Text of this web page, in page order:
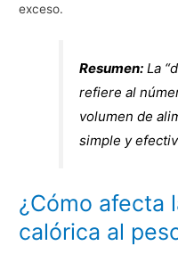
exceso.
Resumen: La
refiere al
volumen de
simple y
¿Cómo afecta
calórica al